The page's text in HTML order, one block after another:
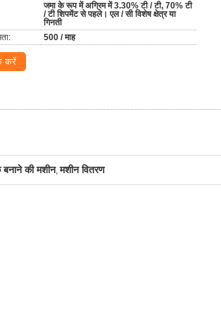
जमा के रूप में अग्रिम में 3.30% टी / टी, 70% टी
/ टी शिपमेंट से पहले। एल / सी विशेष क्षेत्र या
गिनती
500 / माह
करें
की मशीन,मशीन वितरण